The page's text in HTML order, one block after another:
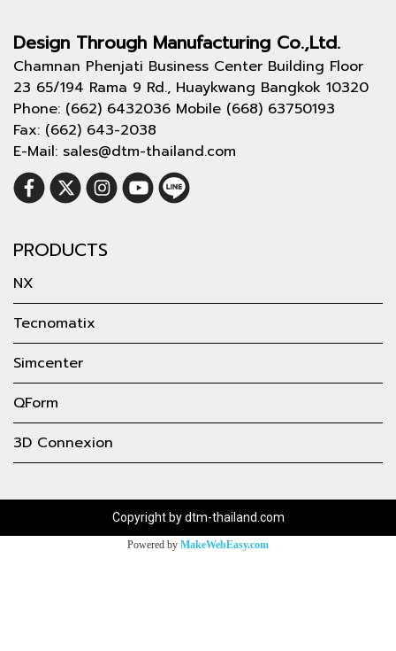
Design Through Manufacturing Co.,Ltd.
Chamnan Phenjati Business Center Building Floor
23 65/194 Rama 9 Rd., Huaykwang Bangkok 10320
Phone: (662) 6432036 Mobile (668) 63750193
Fax: (662) 643-2038
E-Mail: sales@dtm-thailand.com
PRODUCTS
NX
Tecnomatix
Simcenter
QForm
3D Connexion
Copyright by dtm-thailand.com
Powered by MakeWebEasy.com